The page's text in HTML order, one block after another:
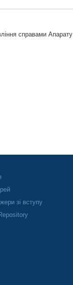
справами Апарату
зі вступу